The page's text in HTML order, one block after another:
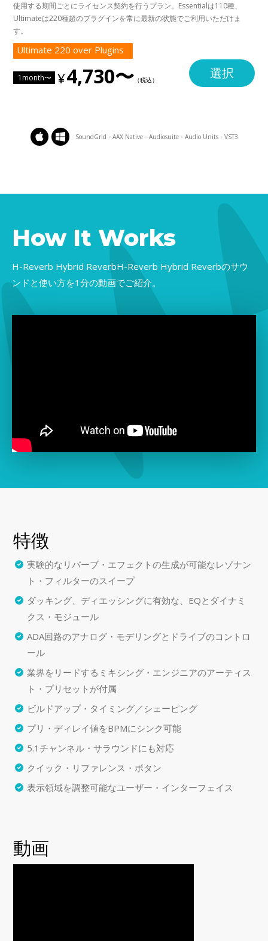
使用する期間ごとにライセンス契約を行うプラン。Essentialは110種、
Ultimateは220種超のプラグインを常に最新の状態でご利用いただけま
す。
Ultimate 220 over Plugins
1month〜 4,730〜 選択
SoundGrid・AAX Native・Audiosuite・Audio Units・VST3
How It Works
H-Reverb Hybrid ReverbH-Reverb Hybrid Reverbのサウ
ンドと使い方を1分の動画でご紹介。
特徴
実験的なリバーブ・エフェクトの生成が可能なレゾナン
ト・フィルターのスイープ
ダッキング、ディエッシングに有効な、EQとダイナミ
クス・モジュール
ADA回路のアナログ・モデリングとドライブのコントロ
ール
業界をリードするミキシング・エンジニアのアーティス
ト・プリセットが付属
ビルドアップ・タイミング／シェーピング
プリ・ディレイ値をBPMにシンク可能
5.1チャンネル・サラウンドにも対応
クイック・リファレンス・ボタン
表示領域を調整可能なユーザー・インターフェイス
動画